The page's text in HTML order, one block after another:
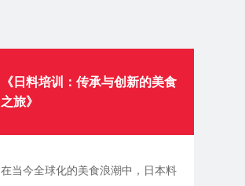
《日料培训：传承与创新的美食
之旅》
在当今全球化的美食浪潮中，日本料